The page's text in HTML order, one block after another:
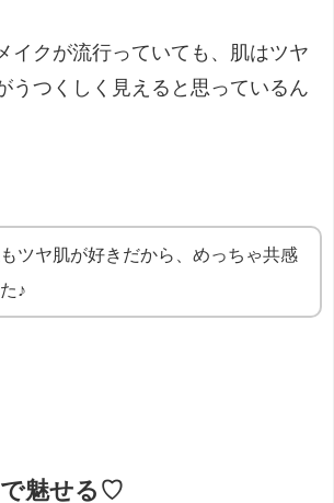
イクが流行っていても、肌はツヤ
うつくしく見えると思っているん
ツヤ肌が好きだから、めっちゃ共感
♪
で魅せる♡